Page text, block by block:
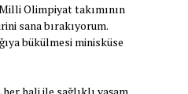
Olimpiyat takımının
sana bırakıyorum.
bükülmesi minisküse
hali ile sağlıklı yaşam